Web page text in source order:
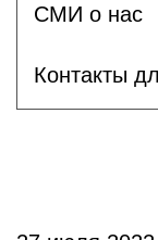
СМИ о нас
Контакты